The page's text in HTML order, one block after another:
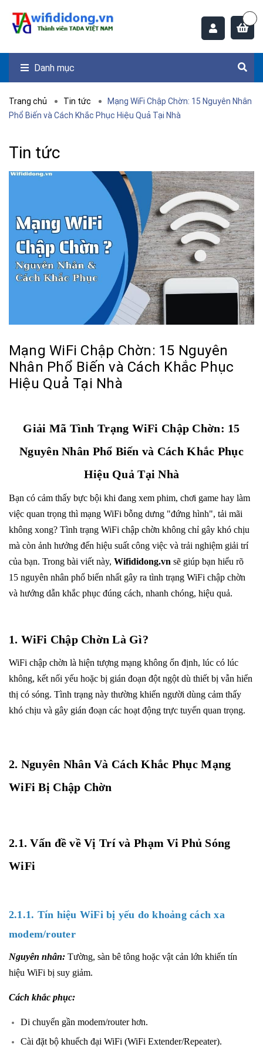
Danh mục
Trang chủ Tin tức
Mạng WiFi Chập Chờn: 15 Nguyên Nhân
Phổ Biến và Cách Khắc Phục Hiệu Quả Tại Nhà
Tin tức
Mạng WiFi Chập Chờn: 15 Nguyên
Nhân Phổ Biến và Cách Khắc Phục
Hiệu Quả Tại Nhà
Giải Mã Tình Trạng WiFi Chập Chờn: 15
Nguyên Nhân Phổ Biến và Cách Khắc Phục
Hiệu Quả Tại Nhà
Bạn có cảm thấy bực bội khi đang xem phim, chơi game hay làm
việc quan trọng thì mạng WiFi bỗng dưng "đứng hình", tải mãi
không xong? Tình trạng WiFi chập chờn không chỉ gây khó chịu
mà còn ảnh hưởng đến hiệu suất công việc và trải nghiệm giải trí
của bạn. Trong bài viết này, Wifididong.vn sẽ giúp bạn hiểu rõ
15 nguyên nhân phổ biến nhất gây ra tình trạng WiFi chập chờn
và hướng dẫn khắc phục đúng cách, nhanh chóng, hiệu quả.
1. WiFi Chập Chờn Là Gì?
WiFi chập chờn là hiện tượng mạng không ổn định, lúc có lúc
không, kết nối yếu hoặc bị gián đoạn đột ngột dù thiết bị vẫn hiển
thị có sóng. Tình trạng này thường khiến người dùng cảm thấy
khó chịu và gây gián đoạn các hoạt động trực tuyến quan trọng.
2. Nguyên Nhân Và Cách Khắc Phục Mạng
WiFi Bị Chập Chờn
2.1. Vấn đề về Vị Trí và Phạm Vi Phủ Sóng
WiFi
2.1.1. Tín hiệu WiFi bị yếu do khoảng cách xa
modem/router
Nguyên nhân: Tường, sàn bê tông hoặc vật cản lớn khiến tín
hiệu WiFi bị suy giảm.
Cách khắc phục:
Di chuyển gần modem/router hơn.
Cài đặt bộ khuếch đại WiFi (WiFi Extender/Repeater).